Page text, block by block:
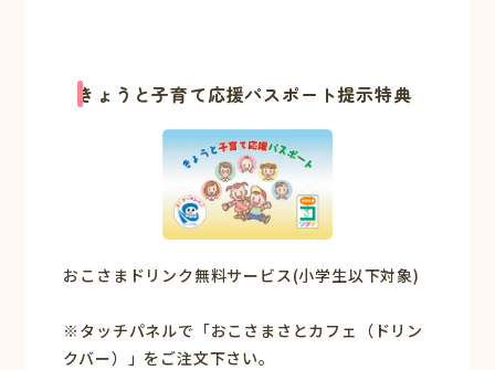
きょうと子育て応援パスポート提示特典
おこさまドリンク無料サービス(小学生以下対象)
※タッチパネルで「おこさまさとカフェ（ドリン
クバー）」をご注文下さい。